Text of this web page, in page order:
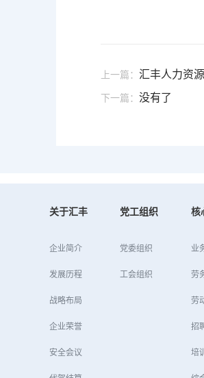
上一篇： 汇丰人力资
下一篇： 没有了
关于汇丰
企业简介
发展历程
战略布局
企业荣誉
安全会议
党工组织
党委组织
工会组织
核
业
劳
劳
招
培